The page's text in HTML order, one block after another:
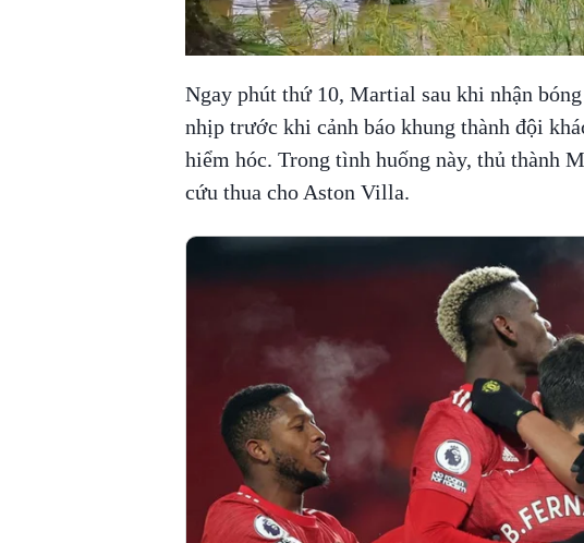
Ngay phút thứ 10, Martial sau khi nhận
nhịp trước khi cảnh báo khung thành đội
hiểm hóc. Trong tình huống này, thủ thành
cứu thua cho Aston Villa.